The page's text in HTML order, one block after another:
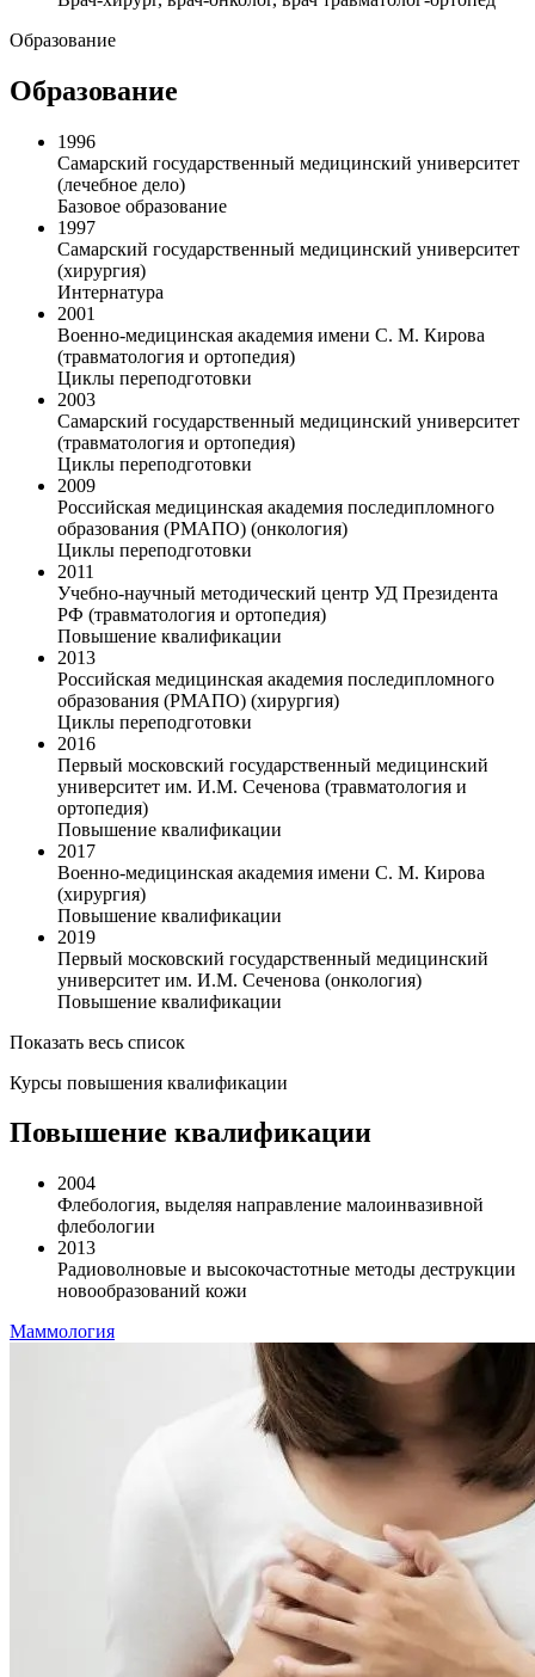
Образование
Образование
1996
Самарский государственный медицинский университет
(лечебное дело)
Базовое образование
1997
Самарский государственный медицинский университет
(хирургия)
Интернатура
2001
Военно-медицинская академия имени С. М. Кирова
(травматология и ортопедия)
Циклы переподготовки
2003
Самарский государственный медицинский университет
(травматология и ортопедия)
Циклы переподготовки
2009
Российская медицинская академия последипломного
образования (РМАПО) (онкология)
Циклы переподготовки
2011
Учебно-научный методический центр УД Президента
РФ (травматология и ортопедия)
Повышение квалификации
2013
Российская медицинская академия последипломного
образования (РМАПО) (хирургия)
Циклы переподготовки
2016
Первый московский государственный медицинский
университет им. И.М. Сеченова (травматология и
ортопедия)
Повышение квалификации
2017
Военно-медицинская академия имени С. М. Кирова
(хирургия)
Повышение квалификации
2019
Первый московский государственный медицинский
университет им. И.М. Сеченова (онкология)
Повышение квалификации
Показать весь список
Курсы повышения квалификации
Повышение квалификации
2004
Флебология, выделяя направление малоинвазивной
флебологии
2013
Радиоволновые и высокочастотные методы деструкции
новообразований кожи
Маммология